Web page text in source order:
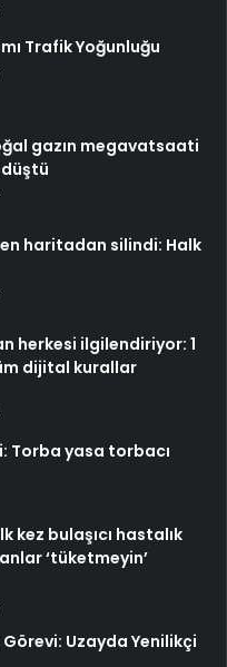
Trafik Yoğunluğu
gazın megavatsaati
haritadan silindi: Halk
herkesi ilgilendiriyor: 1
dijital kurallar
Torba yasa torbacı
kez bulaşıcı hastalık
‘tüketmeyin’
Uzayda Yenilikçi